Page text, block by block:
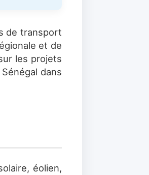
de transport
et de
les projets
dans
éolien,